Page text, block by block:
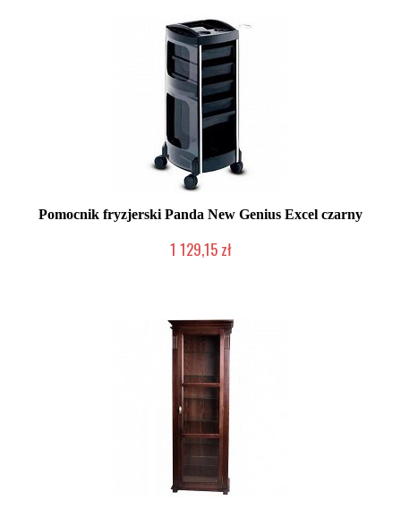
Pomocnik fryzjerski Panda New Genius Excel czarny
1 129,15 zł